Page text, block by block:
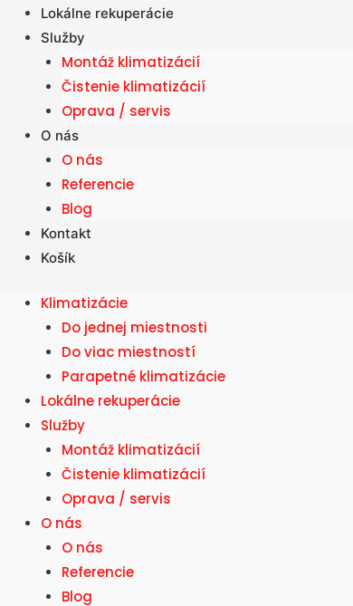
Lokálne rekuperácie
Služby
Montáž klimatizácií
Čistenie klimatizácií
Oprava / servis
O nás
O nás
Referencie
Blog
Kontakt
Košík
Klimatizácie
Do jednej miestnosti
Do viac miestností
Parapetné klimatizácie
Lokálne rekuperácie
Služby
Montáž klimatizácií
Čistenie klimatizácií
Oprava / servis
O nás
O nás
Referencie
Blog